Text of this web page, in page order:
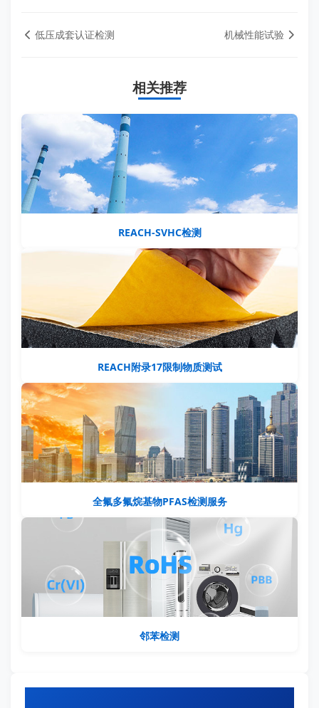
低压成套认证检测 机械性能试验
相关推荐
REACH-SVHC检测
REACH附录17限制物质测试
全氟多氟烷基物PFAS检测服务
邻苯检测